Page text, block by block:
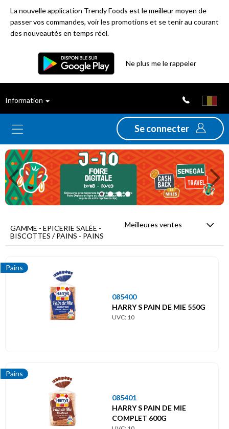
La nouvelle application Trendy Foods est le meilleur moyen de
passer vos commandes, voir les promotions et se tenir au courant
des nouveautés en temps réel.
Ne plus me le rappeler
Information
Se connecter
ventes
Nouveautés
Promotions
Déstockage
Menu
principal
Epicerie
salée
Previous
GAMME - EPICERIE SALÉE -
BISCOTTES / PAINS - PAINS
Meilleures ventes
Pains
085400
HARRY S PAIN DE MIE 550G
UVC: 10
Pains
085401
HARRY S PAIN DE MIE
COMPLET 600G